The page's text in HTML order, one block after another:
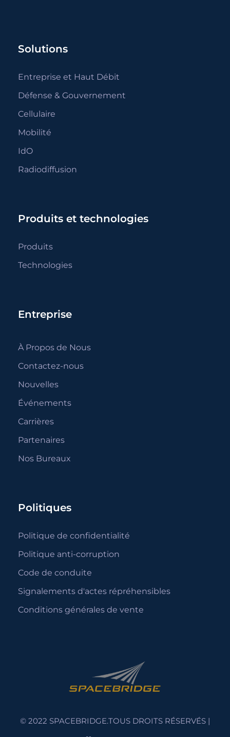
Solutions
Entreprise et Haut Débit
Défense & Gouvernement
Cellulaire
Mobilité
IdO
Radiodiffusion
Produits et technologies
Produits
Technologies
Entreprise
À Propos de Nous
Contactez-nous
Nouvelles
Événements
Carrières
Partenaires
Nos Bureaux
Politiques
Politique de confidentialité
Politique anti-corruption
Code de conduite
Signalements d'actes répréhensibles
Conditions générales de vente
© 2022 SPACEBRIDGE.TOUS DROITS RÉSERVÉS |